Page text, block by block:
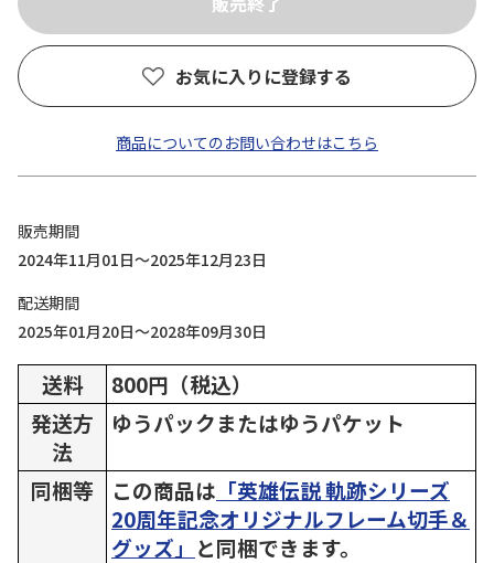
お気に入りに登録する
商品についてのお問い合わせはこちら
販売期間
2024年11月01日～2025年12月23日
配送期間
2025年01月20日～2028年09月30日
送料
800円（税込）
発送方
法
ゆうパックまたはゆうパケット
同梱等 この商品は 「英雄伝説 軌跡シリーズ
20周年記念オリジナルフレーム切手＆
グッズ」 と同梱できます。